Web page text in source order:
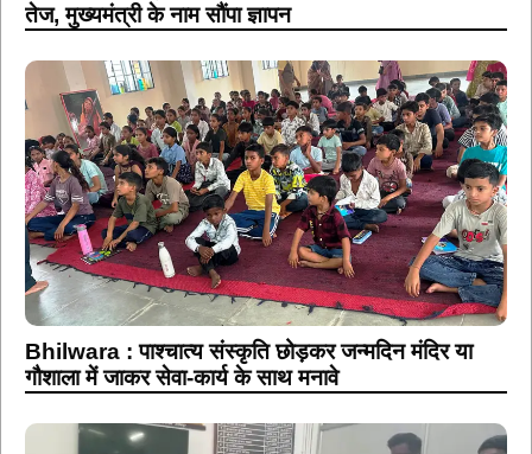
तेज, मुख्यमंत्री के नाम सौंपा ज्ञापन
Bhilwara : पाश्चात्य संस्कृति छोड़कर जन्मदिन मंदिर या
गौशाला में जाकर सेवा-कार्य के साथ मनावे